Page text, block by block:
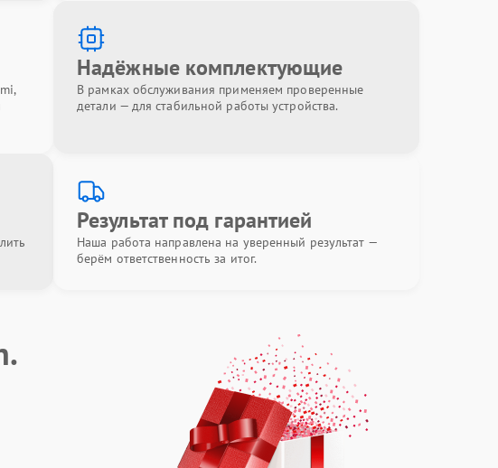
Надёжные комплектующие
В рамках обслуживания применяем проверенные
детали — для стабильной работы устройства.
Результат под гарантией
Наша работа направлена на уверенный результат —
берём ответственность за итог.